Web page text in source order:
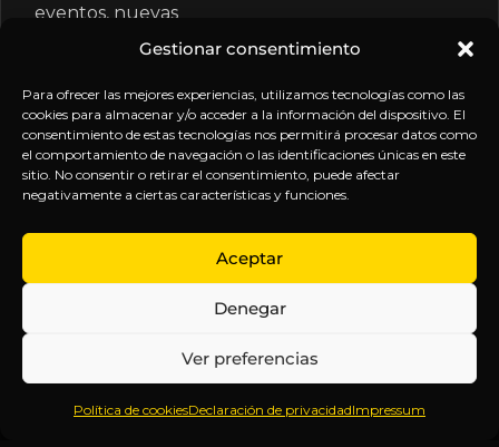
Gestionar consentimiento
Para ofrecer las mejores experiencias, utilizamos tecnologías como las
cookies para almacenar y/o acceder a la información del dispositivo. El
consentimiento de estas tecnologías nos permitirá procesar datos como
el comportamiento de navegación o las identificaciones únicas en este
sitio. No consentir o retirar el consentimiento, puede afectar
negativamente a ciertas características y funciones.
Aceptar
Denegar
Ver preferencias
Política de cookiesDeclaración de privacidadImpressum
eventos, nuevas
publicaciones y
suscripción.
Inteligencia
Anticipándonos
EXPLORA
Inicio
Sobre
Contenido
Webinars
LEGAL
Política
de
Términos y
Aviso
SÍGUENOS